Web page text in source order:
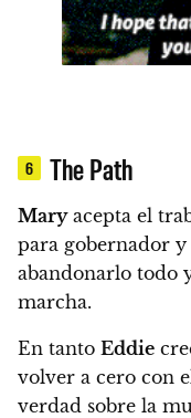
6 The Path
Maryacepta el
para gobernador
abandonarlo todo
marcha.
En tanto Eddie
volver a cero con
verdad sobre la